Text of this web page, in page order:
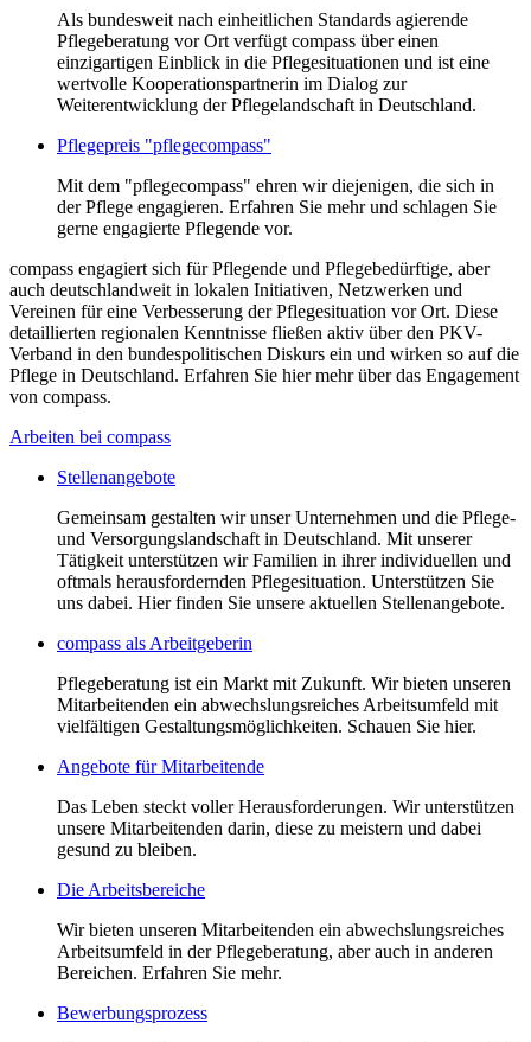
Als bundesweit nach einheitlichen Standards agierende
Pflegeberatung vor Ort verfügt compass über einen
einzigartigen Einblick in die Pflegesituationen und ist eine
wertvolle Kooperationspartnerin im Dialog zur
Weiterentwicklung der Pflegelandschaft in Deutschland.
Pflegepreis "pflegecompass"
Mit dem "pflegecompass" ehren wir diejenigen, die sich in
der Pflege engagieren. Erfahren Sie mehr und schlagen Sie
gerne engagierte Pflegende vor.
compass engagiert sich für Pflegende und Pflegebedürftige, aber
auch deutschlandweit in lokalen Initiativen, Netzwerken und
Vereinen für eine Verbesserung der Pflegesituation vor Ort. Diese
detaillierten regionalen Kenntnisse fließen aktiv über den PKV-
Verband in den bundespolitischen Diskurs ein und wirken so auf die
Pflege in Deutschland. Erfahren Sie hier mehr über das Engagement
von compass.
Arbeiten bei compass
Stellenangebote
Gemeinsam gestalten wir unser Unternehmen und die Pflege-
und Versorgungslandschaft in Deutschland. Mit unserer
Tätigkeit unterstützen wir Familien in ihrer individuellen und
oftmals herausfordernden Pflegesituation. Unterstützen Sie
uns dabei. Hier finden Sie unsere aktuellen Stellenangebote.
compass als Arbeitgeberin
Pflegeberatung ist ein Markt mit Zukunft. Wir bieten unseren
Mitarbeitenden ein abwechslungsreiches Arbeitsumfeld mit
vielfältigen Gestaltungsmöglichkeiten. Schauen Sie hier.
Angebote für Mitarbeitende
Das Leben steckt voller Herausforderungen. Wir unterstützen
unsere Mitarbeitenden darin, diese zu meistern und dabei
gesund zu bleiben.
Die Arbeitsbereiche
Wir bieten unseren Mitarbeitenden ein abwechslungsreiches
Arbeitsumfeld in der Pflegeberatung, aber auch in anderen
Bereichen. Erfahren Sie mehr.
Bewerbungsprozess